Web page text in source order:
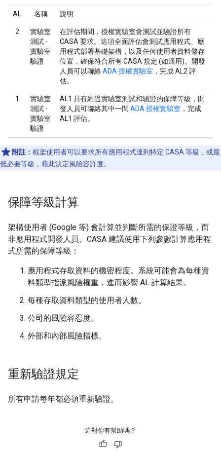
AL 名稱 說明
2
實驗室
測試 -
實驗室
驗證
在評估期間，授權實驗室會測試並驗證所有
CASA 要求。這項全面評估會測試應用程式、應
用程式部署基礎架構，以及任何使用者資料儲存
位置，確保符合所有 CASA 規定 (如適用)。開發
人員可以聯絡ADA 授權實驗室 ，完成 AL2 評
估。
1
實驗室
測試 -
實驗室
驗證
AL1 具有經過實驗室測試和驗證的保障等級，開
發人員可聯絡其中一間 ADA 授權實驗室 ，完成
AL1 評估。
附註： 框架使用者可以要求所有應用程式達到特定 CASA 等級，或最
低必要等級，藉此決定風險容許度。
保障等級計算
架構使用者 (Google 等) 會計算並判斷所需的保證等級，而
非應用程式開發人員。CASA 建議使用下列參數計算應用程
式所需的保障等級：
應用程式存取資料的機密程度。系統可能會為每種資
料類型指派風險權重，進而影響 AL 計算結果。
每種存取資料類型的使用者人數。
公司的風險容忍度。
外部和內部風險指標。
重新驗證規定
所有申請每年都必須重新驗證。
這對你有幫助嗎？